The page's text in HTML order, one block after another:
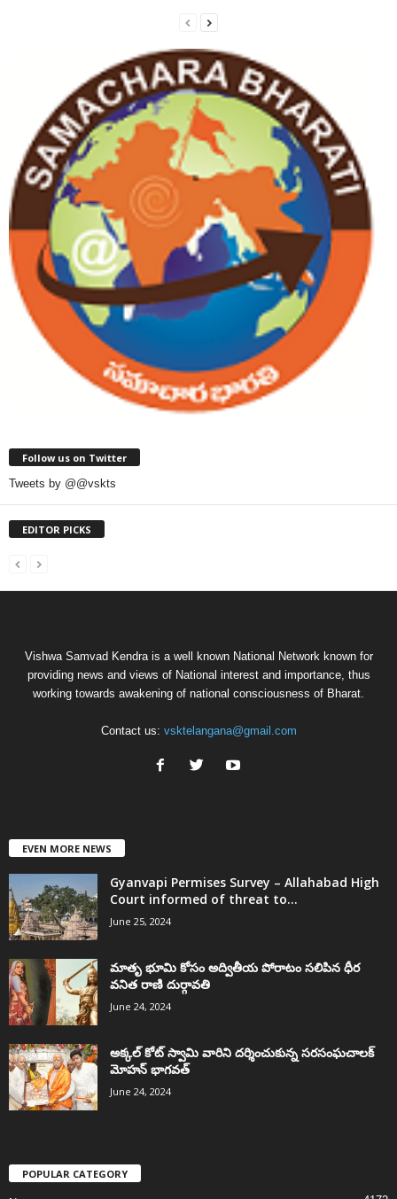
Follow us on Twitter
Tweets by @@vskts
EDITOR PICKS
Vishwa Samvad Kendra is a well known National Network known for
providing news and views of National interest and importance, thus
working towards awakening of national consciousness of Bharat.
Contact us: vsktelangana@gmail.com
EVEN MORE NEWS
Gyanvapi Permises Survey – Allahabad High
Court informed of threat to...
June 25, 2024
మాతృ భూమి కోసం అద్వితీయ పోరాటం సలిపిన ధీర
వనిత రాణి దుర్గావతి
June 24, 2024
అక్కల్‌ కోట్‌ స్వామి వారిని దర్శించుకున్న సరసంఘచాలక్
మోహన్ భాగవత్
June 24, 2024
POPULAR CATEGORY